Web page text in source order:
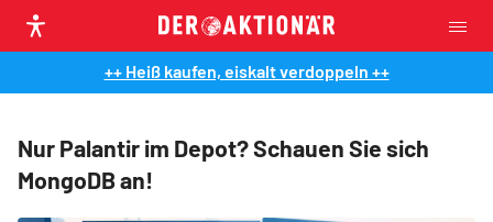
++ Heiß kaufen, eiskalt verdoppeln ++
Nur Palantir im Depot? Schauen Sie sich
MongoDB an!